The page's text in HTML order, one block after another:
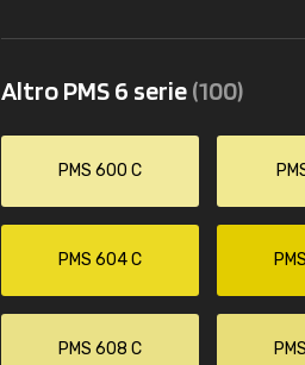
Altro PMS 6 serie(100)
PMS 600 C
PMS 604 C
PMS 608 C